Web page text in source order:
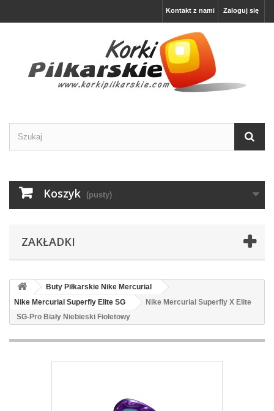
Zaloguj się
Kontakt z nami
Koszyk (pusty)
ZAKŁADKI
Buty Piłkarskie Nike Mercurial
Nike Mercurial Superfly Elite SG
Nike Mercurial Superfly X Elite
SG-Pro Biały Niebieski Fioletowy